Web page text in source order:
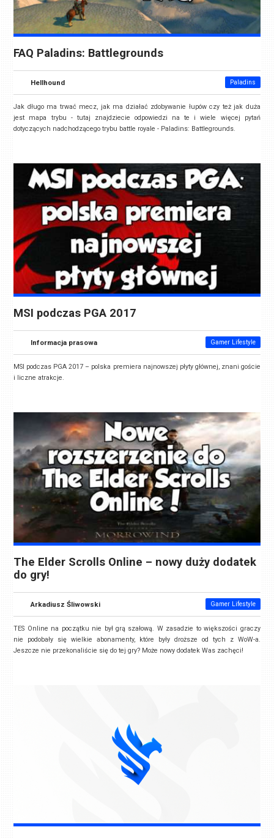
FAQ Paladins: Battlegrounds
Hellhound Paladins
Jak długo ma trwać mecz, jak ma działać zdobywanie łupów czy też jak duża
jest mapa trybu - tutaj znajdziecie odpowiedzi na te i wiele więcej pytań
dotyczących nadchodzącego trybu battle royale - Paladins: Battlegrounds.
MSI podczas PGA 2017
Informacja prasowa Gamer Lifestyle
MSI podczas PGA 2017 – polska premiera najnowszej płyty głównej, znani goście
i liczne atrakcje.
The Elder Scrolls Online – nowy duży dodatek
do gry!
Arkadiusz Śliwowski Gamer Lifestyle
TES Online na początku nie był grą szałową. W zasadzie to większości graczy
nie podobały się wielkie abonamenty, które były droższe od tych z WoW-a.
Jeszcze nie przekonaliście się do tej gry? Może nowy dodatek Was zachęci!